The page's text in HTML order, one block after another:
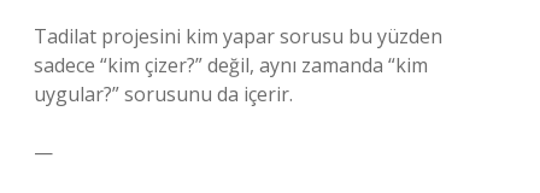
Tadilat projesini kim yapar sorusu bu yüzden
sadece “kim çizer?” değil, aynı zamanda “kim
uygular?” sorusunu da içerir.
—